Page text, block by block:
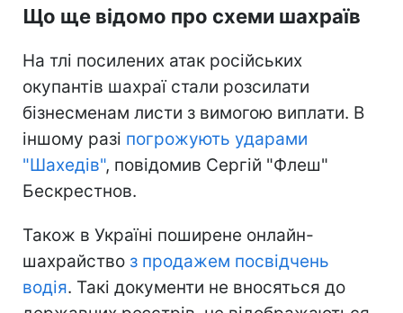
Що ще відомо про схеми шахраїв
На тлі посилених атак російських
окупантів шахраї стали розсилати
бізнесменам листи з вимогою виплати. В
іншому разі погрожують ударами
"Шахедів", повідомив Сергій "Флеш"
Бескрестнов.
Також в Україні поширене онлайн-
шахрайство з продажем посвідчень
водія. Такі документи не вносяться до